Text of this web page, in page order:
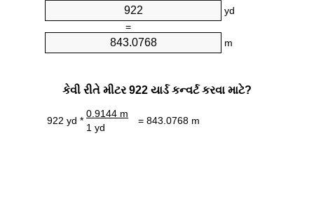
yd
=
m
કેવી રીતે મીટર 922 યાર્ડ કન્વર્ટ કરવા માટે?
922 yd *
0.9144 m
= 843.0768 m
1 yd